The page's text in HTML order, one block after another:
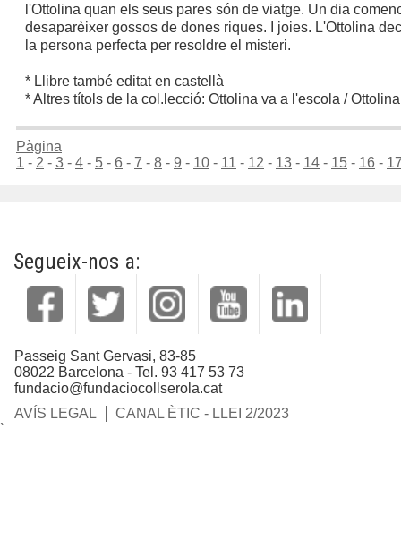
l'Ottolina quan els seus pares són de viatge. Un dia
desaparèixer gossos de dones riques. I joies. L'Ottolina
la persona perfecta per resoldre el misteri.
* Llibre també editat en castellà
* Altres títols de la col.lecció: Ottolina va a l'escola /
Pàgina
1 - 2 - 3 - 4 - 5 - 6 - 7 - 8 - 9 - 10 - 11 - 12 - 13 - 14 - 15 - 16 -
Segueix-nos a:
Passeig Sant Gervasi, 83-85
08022 Barcelona - Tel. 93 417 53 73
fundacio@fundaciocollserola.cat
AVÍS LEGAL
CANAL ÈTIC - LLEI 2/2023
`